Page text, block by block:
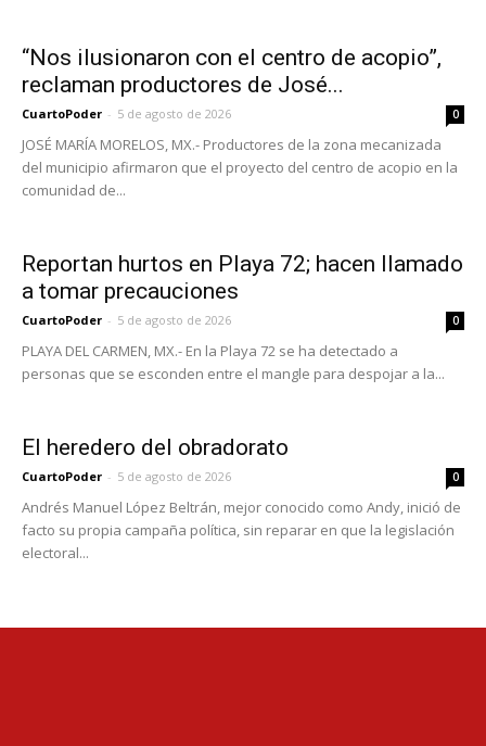
“Nos ilusionaron con el centro de acopio”,
reclaman productores de José...
CuartoPoder - 5 de agosto de 2026 0
JOSÉ MARÍA MORELOS, MX.- Productores de la zona mecanizada
del municipio afirmaron que el proyecto del centro de acopio en la
comunidad de...
Reportan hurtos en Playa 72; hacen llamado
a tomar precauciones
CuartoPoder - 5 de agosto de 2026 0
PLAYA DEL CARMEN, MX.- En la Playa 72 se ha detectado a
personas que se esconden entre el mangle para despojar a la...
El heredero del obradorato
CuartoPoder - 5 de agosto de 2026 0
Andrés Manuel López Beltrán, mejor conocido como Andy, inició de
facto su propia campaña política, sin reparar en que la legislación
electoral...